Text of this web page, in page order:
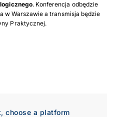
. Konferencja odbędzie
w Warszawie a transmisja będzie
Praktycznej.
choose a platform